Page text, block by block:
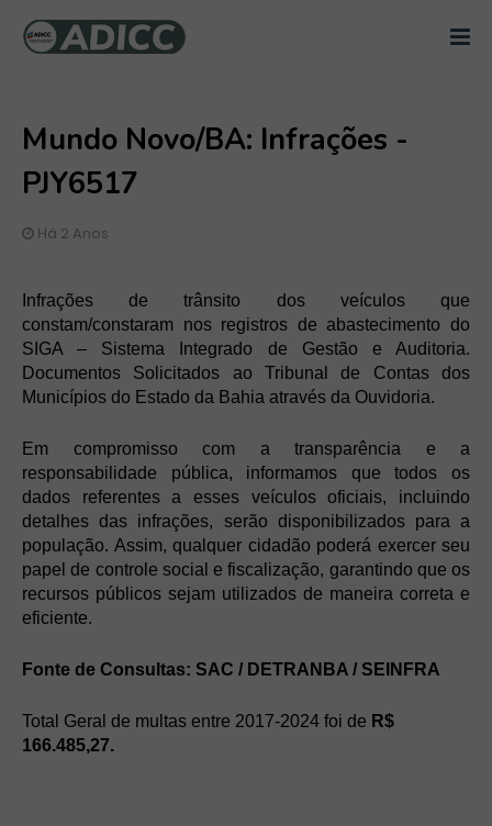
Mundo Novo/BA: Infrações -
PJY6517
Há 2 Anos
Infrações de trânsito dos veículos que
constam/constaram nos registros de abastecimento do
SIGA – Sistema Integrado de Gestão e Auditoria.
Documentos Solicitados ao Tribunal de Contas dos
Municípios do Estado da Bahia através da Ouvidoria.
Em compromisso com a transparência e a
responsabilidade pública, informamos que todos os
dados referentes a esses veículos oficiais, incluindo
detalhes das infrações, serão disponibilizados para a
população. Assim, qualquer cidadão poderá exercer seu
papel de controle social e fiscalização, garantindo que os
recursos públicos sejam utilizados de maneira correta e
eficiente.
Fonte de Consultas: SAC / DETRANBA / SEINFRA
Total Geral de multas entre 2017-2024 foi de R$
166.485,27.